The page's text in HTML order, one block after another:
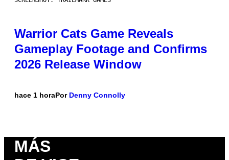
Warrior Cats Game Reveals
Gameplay Footage and Confirms
2026 Release Window
hace 1 horaPor Denny Connolly
MÁS